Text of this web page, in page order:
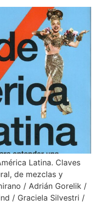
Latina. Claves
de mezclas y
/ Adrián Gorelik /
/ Graciela Silvestri /